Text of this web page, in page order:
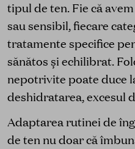
tipul de ten. Fie că
sau sensibil, fiecare
tratamente specifice
sănătos și echilibrat.
nepotrivite poate duce
deshidratarea, excesul
Adaptarea rutinei de
de ten nu doar că